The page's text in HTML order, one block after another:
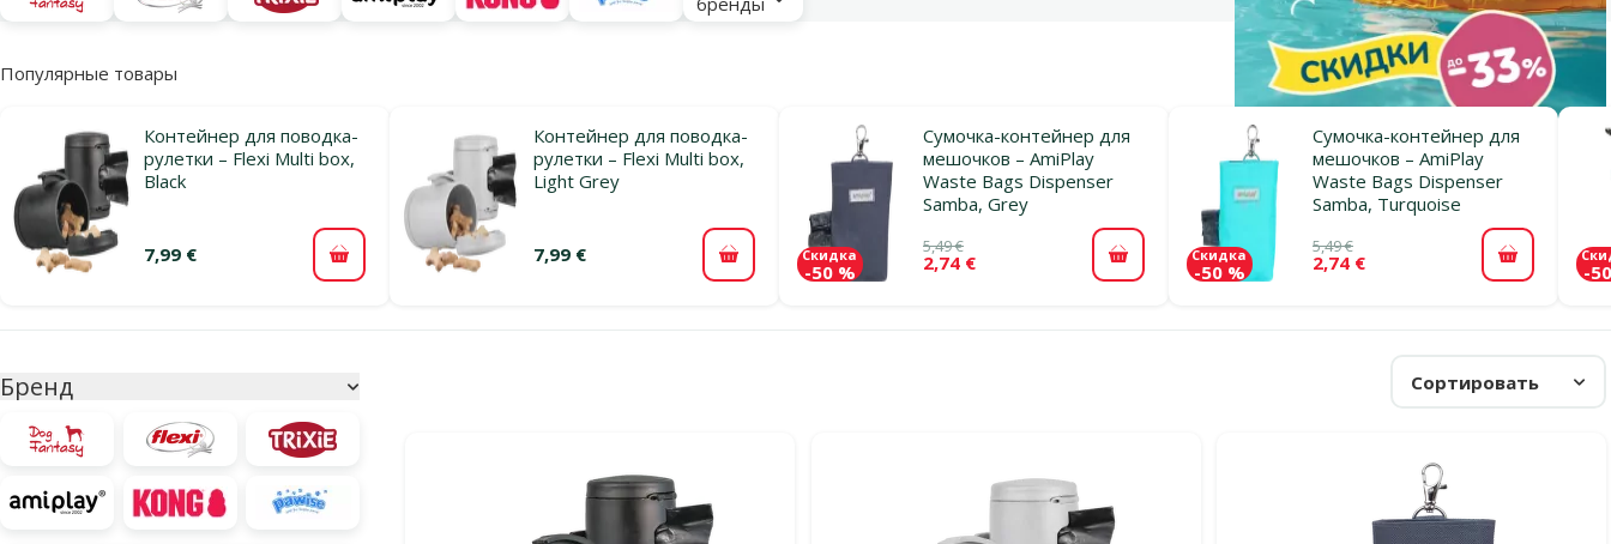
Популярные товары
Контейнер для поводка-
рулетки – Flexi Multi box,
Black
7,99 € В корзину
Контейнер для поводка-
рулетки – Flexi Multi box,
Light Grey
7,99 € В корзину
Сумочка-контейнер для
мешочков – AmiPlay
Waste Bags Dispenser
Samba, Grey
5,49 €
2,74 €
Скидка
-50 % В корзину
Сумочка-контейнер для
мешочков – AmiPlay
Waste Bags Dispenser
Samba, Turquoise
5,49 €
2,74 €
Скидка
-50 % В корзину
-
Бренд Сортировать